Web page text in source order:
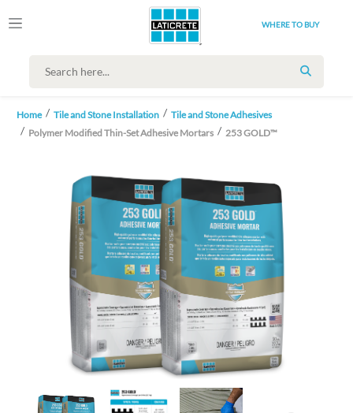
WHERE TO BUY
SEARCH
Home Tile and Stone Installation
Tile and Stone Adhesives
Polymer Modified Thin-Set Adhesive Mortars
253 GOLD™